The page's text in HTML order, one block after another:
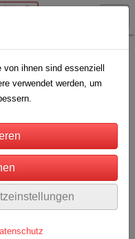
Schermesser(8)
ihnen sind essenziell
verwendet werden, um